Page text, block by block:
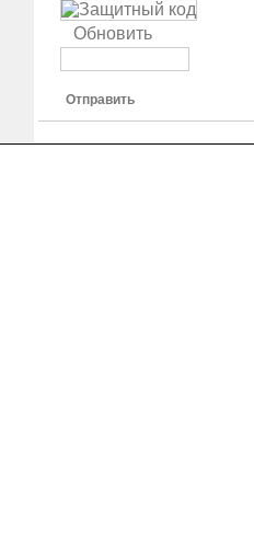
Обновить
Отправить